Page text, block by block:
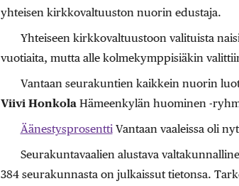
yhteisen kirkkovaltuuston nuorin edustaja.
Yhteiseen kirkkovaltuustoon valituista
vuotiaita, mutta alle kolmekymppisiäkin
Vantaan seurakuntien kaikkein nuorin
Viivi HonkolaHämeenkylän huominen -
ÄänestysprosenttiVantaan vaaleissa oli
Seurakuntavaalien alustava
384 seurakunnasta on julkaissut tietonsa.